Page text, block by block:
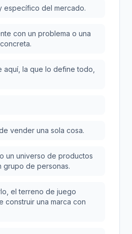
específico del mercado.
con un problema o una
aquí, la que lo define todo,
vender una sola cosa.
un universo de productos
grupo de personas.
el terreno de juego
construir una marca con